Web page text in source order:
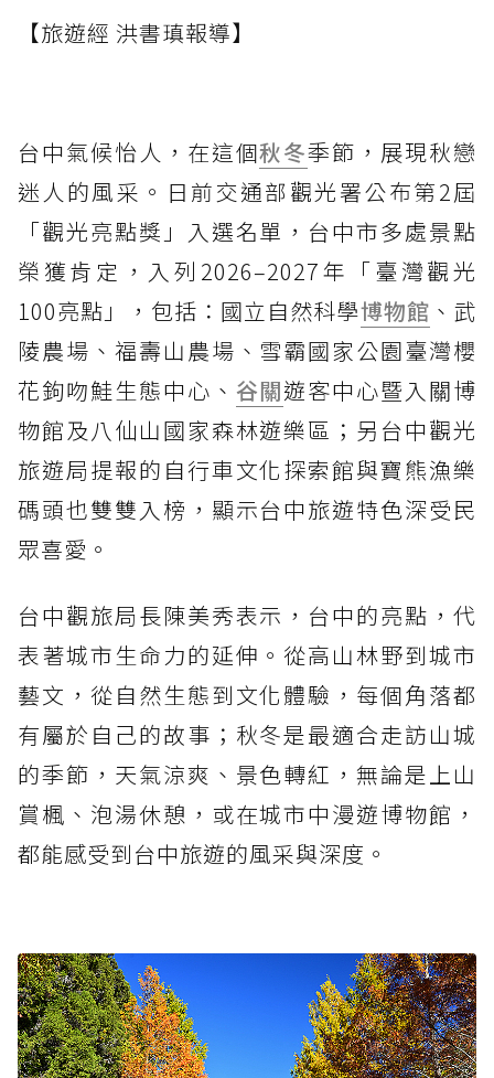
【旅遊經 洪書瑱報導】
台中氣候怡人，在這個秋冬季節，展現秋戀
迷人的風采。日前交通部觀光署公布第2屆
「觀光亮點獎」入選名單，台中市多處景點
榮獲肯定，入列2026–2027年「臺灣觀光
100亮點」，包括：國立自然科學博物館 、武
陵農場、福壽山農場、雪霸國家公園臺灣櫻
花鉤吻鮭生態中心、 谷關遊客中心暨入關博
物館及八仙山國家森林遊樂區；另台中觀光
旅遊局提報的自行車文化探索館與寶熊漁樂
碼頭也雙雙入榜，顯示台中旅遊特色深受民
眾喜愛。
台中觀旅局長陳美秀表示，台中的亮點，代
表著城市生命力的延伸。從高山林野到城市
藝文，從自然生態到文化體驗，每個角落都
有屬於自己的故事；秋冬是最適合走訪山城
的季節，天氣涼爽、景色轉紅，無論是上山
賞楓、泡湯休憩，或在城市中漫遊博物館，
都能感受到台中旅遊的風采與深度。